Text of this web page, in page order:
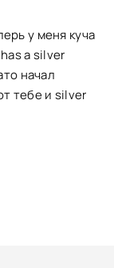
у меня куча
a silver
начал
тебе и silver